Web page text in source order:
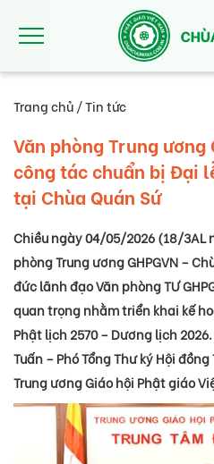
Trang chủ /Tin tức
Văn phòng Trung ương
công tác chuẩn bị Đại
tại Chùa Quán Sứ
Chiều ngày 04/05/2026 (18/3AL
phòng Trung ương GHPGVN –
đức lãnh đạo Văn phòng TƯ
quan trọng nhằm triển khai kế
Phật lịch 2570 – Dương lịch
Tuấn – Phó Tổng Thư ký Hội
Trung ương Giáo hội Phật giáo